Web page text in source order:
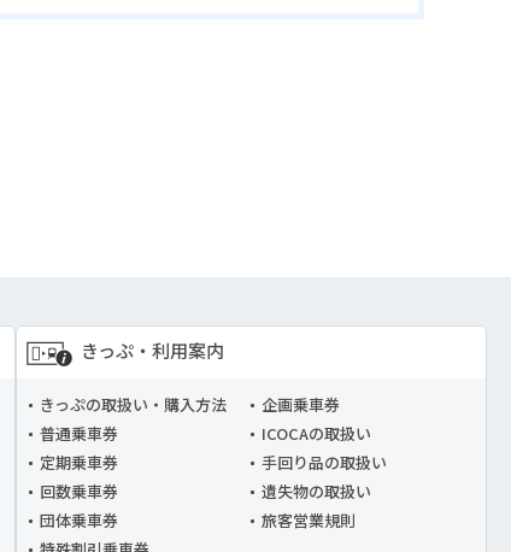
きっぷ・利用案内
きっぷの取扱い・購入方法
普通乗車券
定期乗車券
回数乗車券
団体乗車券
企画乗車券
ICOCAの取扱い
手回り品の取扱い
遺失物の取扱い
旅客営業規則